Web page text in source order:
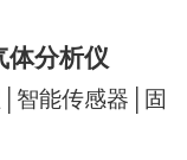
体分析仪
智能传感器│固